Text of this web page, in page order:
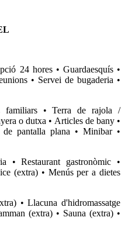
24 hores • Guardaesquís •
• Servei de bugaderia •
familiars • Terra de rajola /
o dutxa • Articles de bany •
pantalla plana • Minibar •
• Restaurant gastronòmic •
(extra) • Menús per a dietes
• Llacuna d'hidromassatge
(extra) • Sauna (extra) •